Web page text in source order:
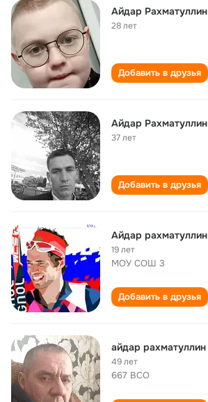
Айдар Рахматуллин
28 лет
Добавить в друзья
Айдар Рахматуллин
37 лет
Добавить в друзья
Айдар рахматуллин
19 лет
МОУ СОШ 3
Добавить в друзья
айдар рахматуллин
49 лет
667 ВСО